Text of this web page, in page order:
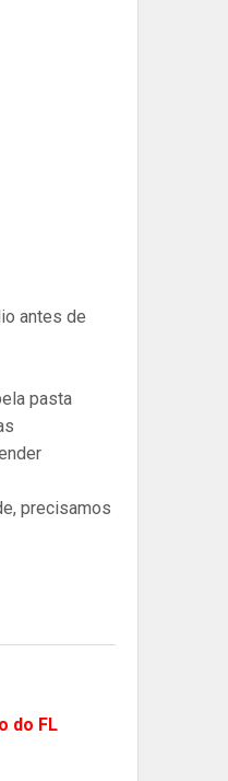
antes de
pasta
precisamos
do FL